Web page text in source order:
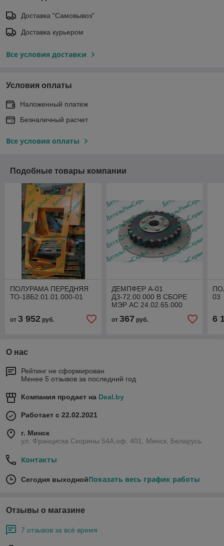
Доставка "Самовывоз"
Доставка курьером
Все условия доставки
Условия оплаты
Наложенный платеж
Безналичный расчет
Все условия оплаты
Подобные товары компании
ПОЛУРАМА ПЕРЕДНЯЯ
ТО-18Б2.01.01.000-01
от 3 952 руб.
ДЕМПФЕР А-01
ДЗ-72.00.000 В СБОРЕ
МЭР АС 24.02.65.000
от 367 руб.
03
6
О нас
Рейтинг не сформирован
Менее 5 отзывов за последний год
Компания продает на Deal.by
Работает с 22.02.2021
г. Минск
ул. Франциска Скорины 54А,оф. 401, Минск, Беларусь
Контакты
Сегодня выходнойПоказать весь график работы
Отзывы о магазине
7 отзывов за всё время